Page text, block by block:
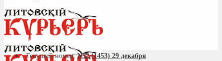
Текущий номер:N52 (1453) 29 декабря